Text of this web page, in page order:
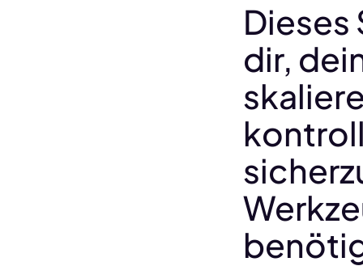
Dieses
dir,